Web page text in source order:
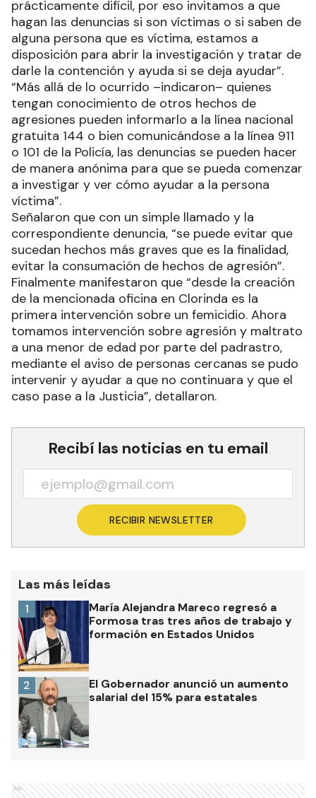
prácticamente difícil, por eso invitamos a que
hagan las denuncias si son víctimas o si saben de
alguna persona que es víctima, estamos a
disposición para abrir la investigación y tratar de
darle la contención y ayuda si se deja ayudar”.
“Más allá de lo ocurrido –indicaron– quienes
tengan conocimiento de otros hechos de
agresiones pueden informarlo a la línea nacional
gratuita 144 o bien comunicándose a la línea 911
o 101 de la Policía, las denuncias se pueden hacer
de manera anónima para que se pueda comenzar
a investigar y ver cómo ayudar a la persona
víctima”.
Señalaron que con un simple llamado y la
correspondiente denuncia, “se puede evitar que
sucedan hechos más graves que es la finalidad,
evitar la consumación de hechos de agresión”.
Finalmente manifestaron que “desde la creación
de la mencionada oficina en Clorinda es la
primera intervención sobre un femicidio. Ahora
tomamos intervención sobre agresión y maltrato
a una menor de edad por parte del padrastro,
mediante el aviso de personas cercanas se pudo
intervenir y ayudar a que no continuara y que el
caso pase a la Justicia”, detallaron.
Recibí las noticias en tu email
RECIBIR NEWSLETTER
Las más leídas
María Alejandra Mareco regresó a
Formosa tras tres años de trabajo y
formación en Estados Unidos
1
El Gobernador anunció un aumento
salarial del 15% para estatales
2
Ads